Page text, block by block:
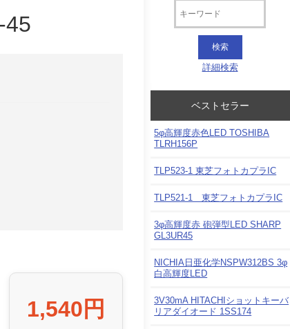
45
1,540円
詳細検索
ベストセラー
5φ高輝度赤色LED TOSHIBA
TLRH156P
TLP523-1 東芝フォトカプラIC
TLP521-1 東芝フォトカプラIC
3φ高輝度赤 砲弾型LED SHARP
GL3UR45
NICHIA日亜化学NSPW312BS 3φ
白高輝度LED
3V30mA HITACHIショットキーバ
リアダイオード 1SS174